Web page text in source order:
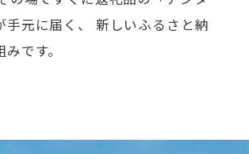
元に届く、
新しいふるさと納
です。